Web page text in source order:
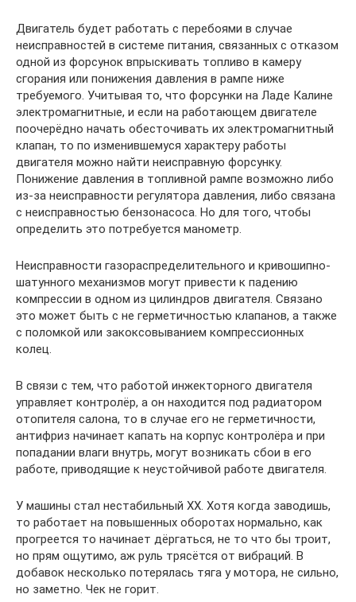
Двигатель будет работать с перебоями в случае
неисправностей в системе питания, связанных с отказом
одной из форсунок впрыскивать топливо в камеру
сгорания или понижения давления в рампе ниже
требуемого. Учитывая то, что форсунки на Ладе Калине
электромагнитные, и если на работающем двигателе
поочерёдно начать обесточивать их электромагнитный
клапан, то по изменившемуся характеру работы
двигателя можно найти неисправную форсунку.
Понижение давления в топливной рампе возможно либо
из-за неисправности регулятора давления, либо связана
с неисправностью бензонасоса. Но для того, чтобы
определить это потребуется манометр.
Неисправности газораспределительного и кривошипно-
шатунного механизмов могут привести к падению
компрессии в одном из цилиндров двигателя. Связано
это может быть с не герметичностью клапанов, а также
с поломкой или закоксовыванием компрессионных
колец.
В связи с тем, что работой инжекторного двигателя
управляет контролёр, а он находится под радиатором
отопителя салона, то в случае его не герметичности,
антифриз начинает капать на корпус контролёра и при
попадании влаги внутрь, могут возникать сбои в его
работе, приводящие к неустойчивой работе двигателя.
У машины стал нестабильный ХХ. Хотя когда заводишь,
то работает на повышенных оборотах нормально, как
прогреется то начинает дёргаться, не то что бы троит,
но прям ощутимо, аж руль трясётся от вибраций. В
добавок несколько потерялась тяга у мотора, не сильно,
но заметно. Чек не горит.